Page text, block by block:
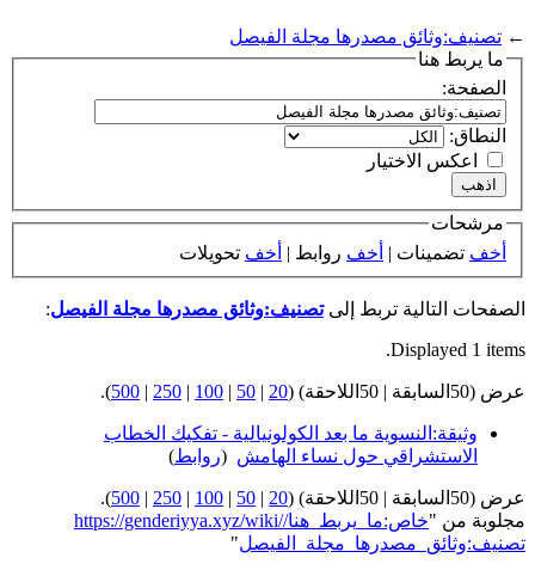
← تصنيف:وثائق مصدرها مجلة الفيصل
ما يربط هنا
الصفحة:
النطاق:
اعكس الاختيار
مرشحات
أخف تضمينات | أخف روابط | أخف تحويلات
الصفحات التالية تربط إلىتصنيف:وثائق مصدرها مجلة الفيصل:
Displayed 1 items.
عرض (50السابقة | 50اللاحقة) ( 20
|
50
|
100
|
250
|
500
).
وثيقة:النسوية ما بعد الكولونيالية - تفكيك الخطاب
الاستشراقي حول نساء الهامش (روابط)
عرض (50السابقة | 50اللاحقة) ( 20
|
50
|
100
|
250
|
500
).
مجلوبة من "
https://genderiyya.xyz/wiki/خاص:ما_يربط_هنا/
تصنيف:وثائق_مصدرها_مجلة_الفيصل"